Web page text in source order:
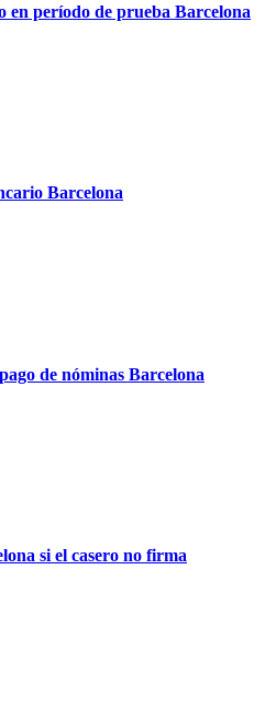
en período de prueba Barcelona
Barcelona
de nóminas Barcelona
si el casero no firma